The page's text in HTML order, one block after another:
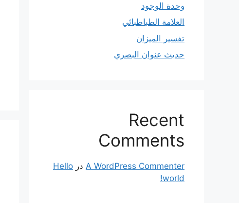
وحدة الوجود
العلامة الطباطبائي
تفسير الميزان
حديث عنوان البصري
Recent
Comments
A WordPress Commenter در Hello
world!